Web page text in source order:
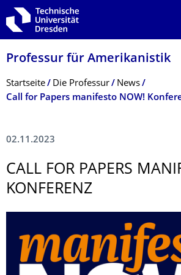
Zur Hauptnavigation springen
Zur Suche springen
Zum Inhalt springen
Professur für Amerikanistik
Breadcrumb-Menü
Startseite Die Professur
News
Call for Papers manifesto NOW!
02.11.2023
CALL FOR PAPERS
KONFERENZ